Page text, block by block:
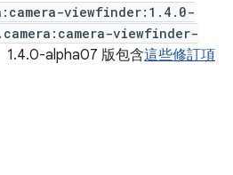
viewfinder:1.4.0-
viewfinder-
1.4.0-alpha07 版包含這些修訂項